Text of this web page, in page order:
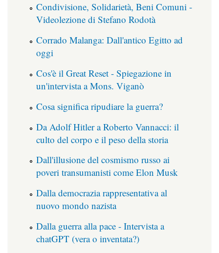
Condivisione, Solidarietà, Beni Comuni -
Videolezione di Stefano Rodotà
Corrado Malanga: Dall'antico Egitto ad
oggi
Cos'è il Great Reset - Spiegazione in
un'intervista a Mons. Viganò
Cosa significa ripudiare la guerra?
Da Adolf Hitler a Roberto Vannacci: il
culto del corpo e il peso della storia
Dall'illusione del cosmismo russo ai
poveri transumanisti come Elon Musk
Dalla democrazia rappresentativa al
nuovo mondo nazista
Dalla guerra alla pace - Intervista a
chatGPT (vera o inventata?)